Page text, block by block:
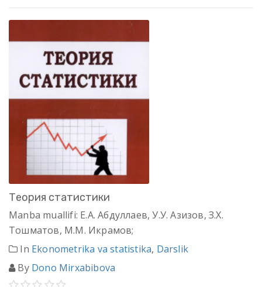
Теория статистики
Manba muallifi: Е.А. Абдуллаев, У.У. Азизов, З.Х.
Тошматов, М.М. Икрамов;
In Ekonometrika va statistika, Darslik
By Dono Mirxabibova